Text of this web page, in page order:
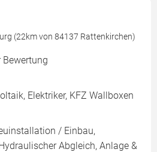
(22km von 84137 Rattenkirchen)
Bewertung
Elektriker, KFZ Wallboxen
/ Einbau,
Abgleich, Anlage &